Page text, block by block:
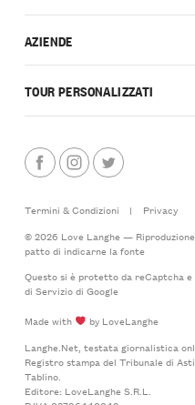
AZIENDE
TOUR PERSONALIZZATI
Termini & Condizioni |
Privacy
© 2026 Love Langhe —
patto di indicarne la fonte
Questo si è protetto da reCaptcha e
di Serviziodi Google
Made with
by LoveLanghe
Langhe.Net, testata giornalistica
Registro stampa del Tribunale di
Tablino.
Editore: LoveLanghe S.R.L.